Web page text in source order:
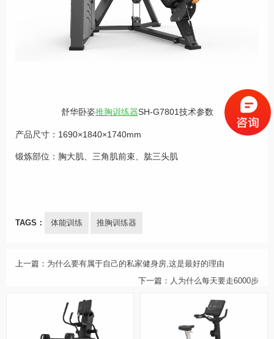
舒华卧姿推胸训练器SH-G7801技术参数
产品尺寸：1690×1840×1740mm
锻炼部位：胸大肌、三角肌前束、肱三头肌
TAGS： 体能训练 推胸训练器
上一篇： 为什么要有属于自己的私家健身房,这是最好的理由
下一篇： 人为什么每天要走6000步